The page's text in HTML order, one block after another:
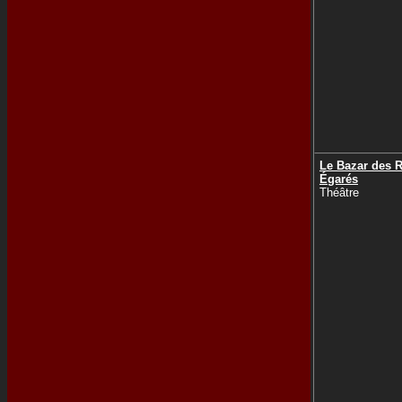
Le Bazar des
Égarés
Théâtre